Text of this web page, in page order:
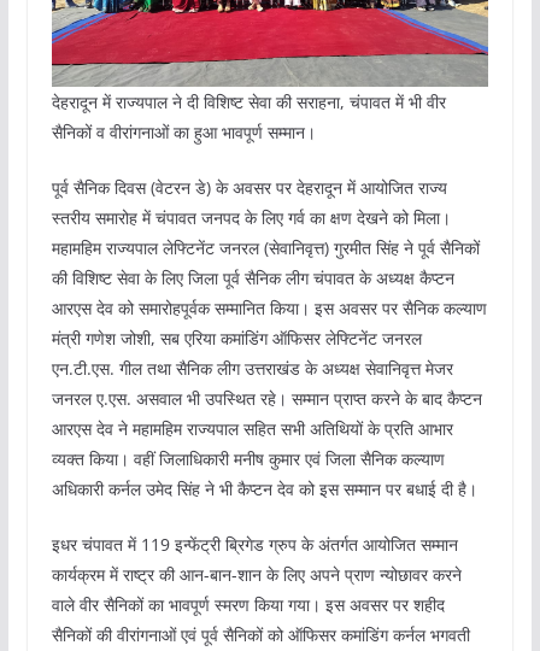
देहरादून में राज्यपाल ने दी विशिष्ट सेवा की सराहना, चंपावत में भी वीर
सैनिकों व वीरांगनाओं का हुआ भावपूर्ण सम्मान।
पूर्व सैनिक दिवस (वेटरन डे) के अवसर पर देहरादून में आयोजित राज्य
स्तरीय समारोह में चंपावत जनपद के लिए गर्व का क्षण देखने को मिला।
महामहिम राज्यपाल लेफ्टिनेंट जनरल (सेवानिवृत्त) गुरमीत सिंह ने पूर्व सैनिकों
की विशिष्ट सेवा के लिए जिला पूर्व सैनिक लीग चंपावत के अध्यक्ष कैप्टन
आरएस देव को समारोहपूर्वक सम्मानित किया। इस अवसर पर सैनिक कल्याण
मंत्री गणेश जोशी, सब एरिया कमांडिंग ऑफिसर लेफ्टिनेंट जनरल
एन.टी.एस. गील तथा सैनिक लीग उत्तराखंड के अध्यक्ष सेवानिवृत्त मेजर
जनरल ए.एस. असवाल भी उपस्थित रहे। सम्मान प्राप्त करने के बाद कैप्टन
आरएस देव ने महामहिम राज्यपाल सहित सभी अतिथियों के प्रति आभार
व्यक्त किया। वहीं जिलाधिकारी मनीष कुमार एवं जिला सैनिक कल्याण
अधिकारी कर्नल उमेद सिंह ने भी कैप्टन देव को इस सम्मान पर बधाई दी है।
इधर चंपावत में 119 इन्फेंट्री ब्रिगेड ग्रुप के अंतर्गत आयोजित सम्मान
कार्यक्रम में राष्ट्र की आन-बान-शान के लिए अपने प्राण न्योछावर करने
वाले वीर सैनिकों का भावपूर्ण स्मरण किया गया। इस अवसर पर शहीद
सैनिकों की वीरांगनाओं एवं पूर्व सैनिकों को ऑफिसर कमांडिंग कर्नल भगवती